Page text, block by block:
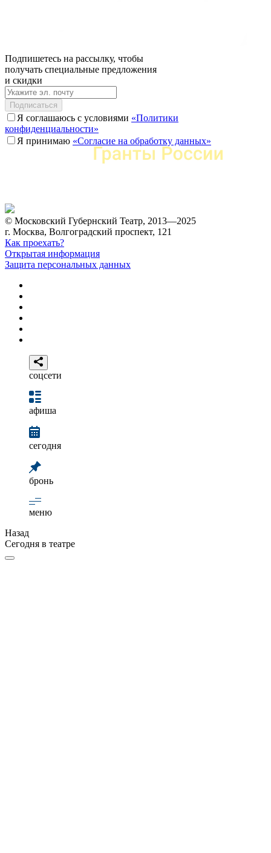
Подпишетесь на рассылку, чтобы
получать специальные предложения
и скидки
Подписаться
Я соглашаюсь с условиями «Политики
конфиденциальности»
Я принимаю «Согласие на обработку данных»
© Московский Губернский Театр, 2013—2025
г. Москва, Волгоградский проспект, 121
Как проехать?
Открытая информация
Защита персональных данных
соцсети
афиша
сегодня
бронь
меню
Назад
Сегодня в театре